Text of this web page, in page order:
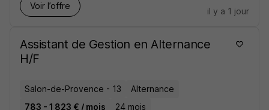
Voir l’offre
il y a 1 jour
Assistant de Gestion en Alternance
H/F
Salon-de-Provence - 13
Alternance
783 - 1 823 € / mois
24 mois